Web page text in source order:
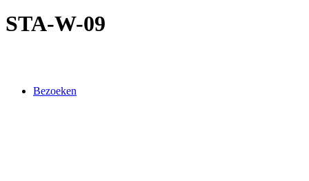
STA-W-09
Bezoeken